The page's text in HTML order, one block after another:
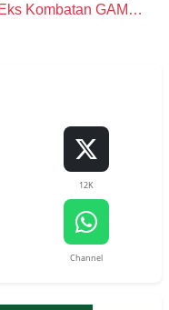
Kombatan GAM
12K
Channel